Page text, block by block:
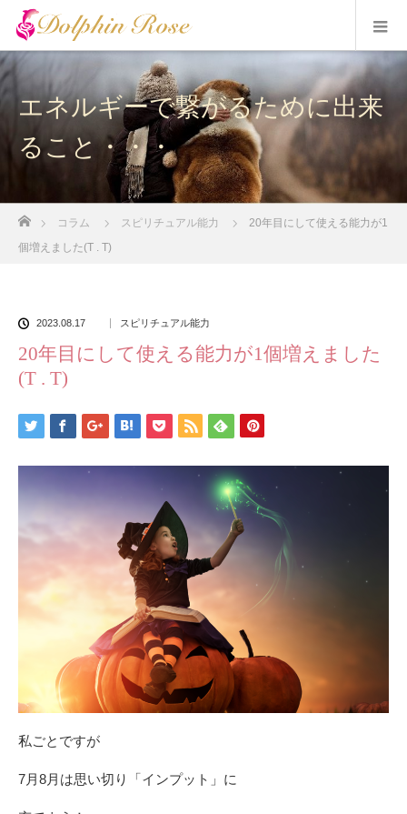
エネルギーで繋がるために出来
ること・・・
コラム スピリチュアル能力
20年目にして使える能力が1
個増えました(T . T)
2023.08.17 スピリチュアル能力
20年目にして使える能力が1個増えました
(T . T)
私ごとですが
7月8月は思い切り「インプット」に